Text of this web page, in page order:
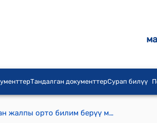
Тандалган документтерСурап билүү
Түп айылынын Батыш кварталындагы жаңы курулган жалпы орто билим берүү мекемесине ат коюуу жөнүндө токтому